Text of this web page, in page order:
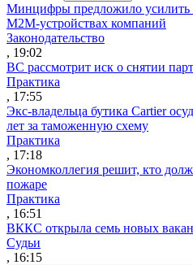
Минцифры предложило усилить
M2M-устройствах компаний
Законодательство
, 19:02
ВС рассмотрит иск о снятии
Практика
, 17:55
Экс-владельца бутика Cartier
лет за таможенную схему
Практика
, 17:18
Экономколлегия решит, кто
пожаре
Практика
, 16:51
ВККС открыла семь новых
Судьи
, 16:15